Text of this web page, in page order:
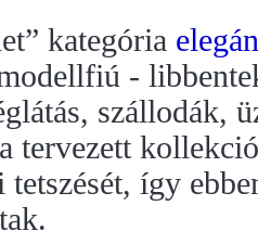
kategória
-
szállodák,
tervezett
így